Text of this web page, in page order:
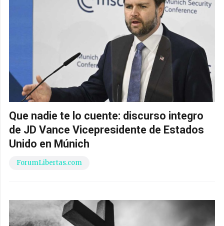
Que nadie te lo cuente: discurso integro
de JD Vance Vicepresidente de Estados
Unido en Múnich
ForumLibertas.com